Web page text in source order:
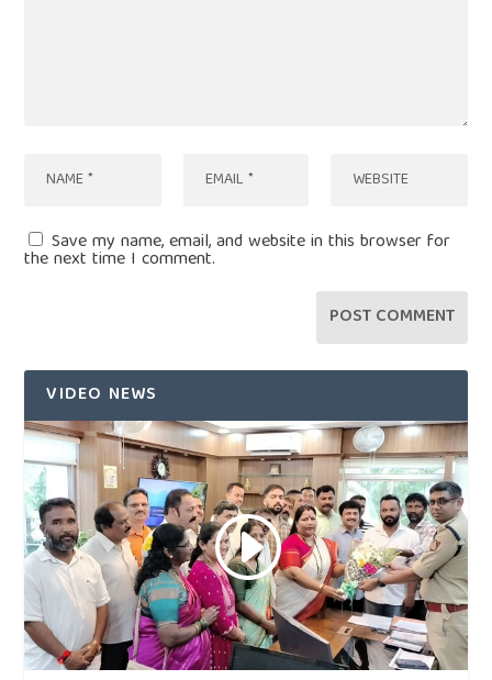
Save my name, email, and website in this browser for
the next time I comment.
VIDEO NEWS